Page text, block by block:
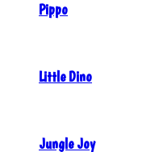
Pippo
Little Dino
Jungle Joy